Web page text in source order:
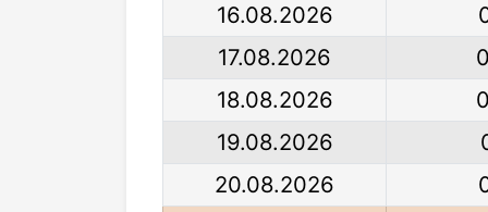
16.08.2026
17.08.2026
18.08.2026
19.08.2026
20.08.2026